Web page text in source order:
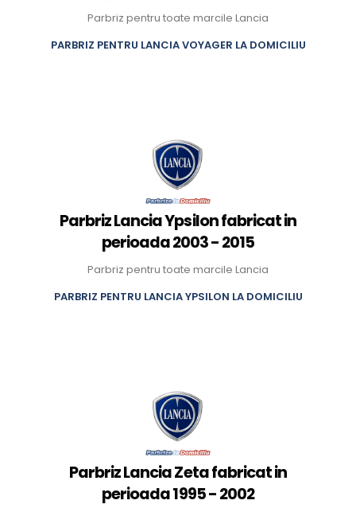
Parbriz pentru toate marcile Lancia
PARBRIZ PENTRU LANCIA VOYAGER LA DOMICILIU
Parbriz Lancia Ypsilon fabricat in
perioada 2003 - 2015
Parbriz pentru toate marcile Lancia
PARBRIZ PENTRU LANCIA YPSILON LA DOMICILIU
Parbriz Lancia Zeta fabricat in
perioada 1995 - 2002